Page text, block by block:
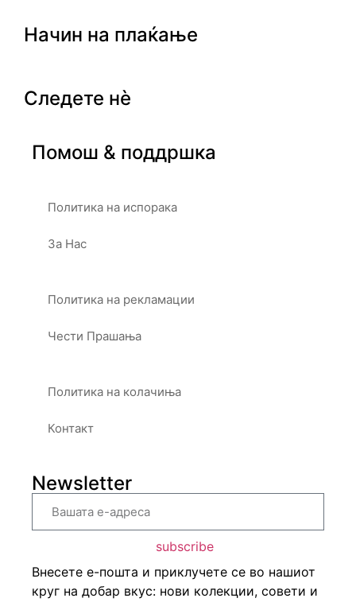
Начин на плаќање
Следете нè
Помош & поддршка
Политика на испорака
За Нас
Политика на рекламации
Чести Прашања
Политика на колачиња
Контакт
Newsletter
subscribe
Внесете е-пошта и приклучете се во нашиот
круг на добар вкус: нови колекции, совети и